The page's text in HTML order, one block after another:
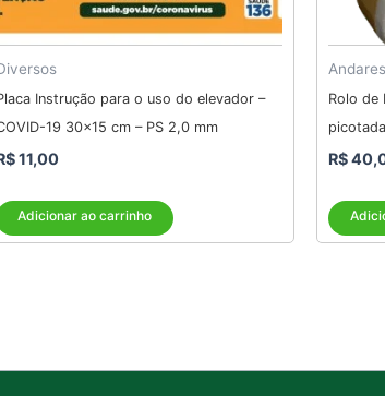
Instrução para o uso do elevador –
19 30×15 cm – PS 2,0 mm
11,00
Adicionar ao carrinho
Andares
Rolo de
R$